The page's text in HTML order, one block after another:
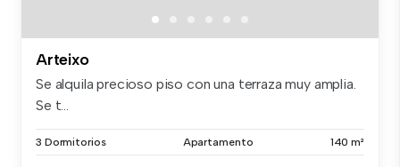
Arteixo
Se alquila precioso piso con una terraza muy amplia.
Se t...
3 Dormitorios Apartamento 140 m²